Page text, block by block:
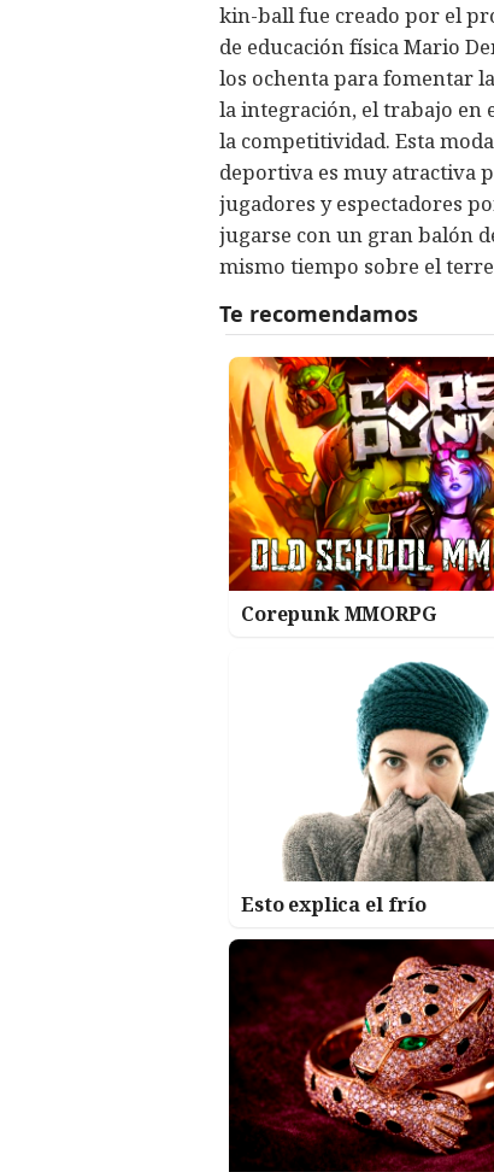
kin-ball fue creado por el
de educación física Mario
los ochenta para fomentar
la integración, el trabajo en
la competitividad. Esta
deportiva es muy atractiva
jugadores y espectadores
jugarse con un gran balón
mismo tiempo sobre el
Corepunk MMORPG
Esto explica el frío